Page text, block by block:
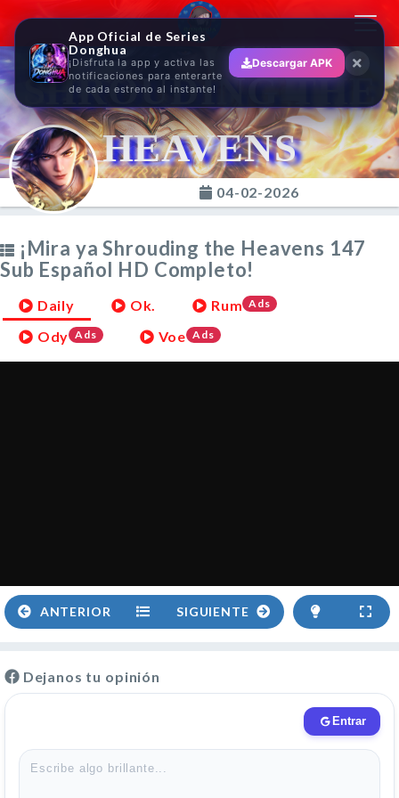
SHROUDING THE
HEAVENS
04-02-2026
¡Mira ya Shrouding the Heavens 147
Sub Español HD Completo!
Daily Ok. Rum Ads
Ody Ads Voe Ads
ANTERIOR SIGUIENTE
Dejanos tu opinión
App Oficial de Series
Donghua
¡Disfruta la app y activa las
notificaciones para enterarte
de cada estreno al instante!
Descargar APK